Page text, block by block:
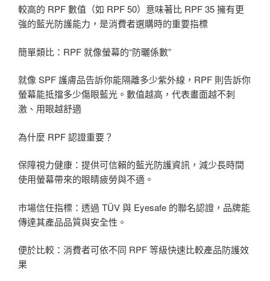
較高的 RPF 數值（如 RPF 50）意味著比 RPF 35 擁有更
強的藍光防護能力，是消費者選購時的重要指標
簡單類比：RPF 就像螢幕的“防曬係數”
就像 SPF 護膚品告訴你能隔離多少紫外線，RPF 則告訴你
螢幕能抵擋多少傷眼藍光。數值越高，代表畫面越不刺
激、用眼越舒適
為什麼 RPF 認證重要？
保障視力健康：提供可信賴的藍光防護資訊，減少長時間
使用螢幕帶來的眼睛疲勞與不適。
市場信任指標：透過 TÜV 與 Eyesafe 的聯名認證，品牌能
傳達其產品品質與安全性。
便於比較：消費者可依不同 RPF 等級快速比較產品防護效
果